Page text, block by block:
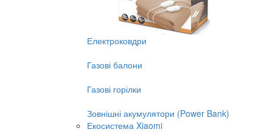
Електроковдри
Газові балони
Газові горілки
Зовнішні акумулятори (Power Bank)
Екосистема Xiaomi